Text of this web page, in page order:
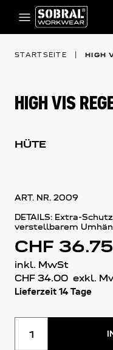
Zum Inhalt springen
STARTSEITE HIGH
HIGH VIS
HÜTE
ART. NR. 2009
DETAILS: Extra-
verstellbarem
CHF 36.75
inkl. MwSt
CHF 34.00 exkl.
Lieferzeit 14 Tage